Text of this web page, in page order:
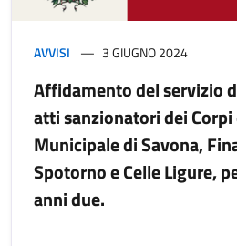
AVVISI 3 GIUGNO 2024
Affidamento del servizio
atti sanzionatori dei
Municipale di Savona,
Spotorno e Celle Ligure,
anni due.